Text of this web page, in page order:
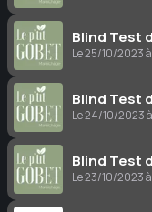
Blind Test
Le 25/10/2023
Blind Test
Le 24/10/2023
Blind Test
Le 23/10/2023